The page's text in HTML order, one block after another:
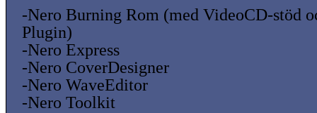
-Nero Burning Rom (med VideoCD-stöd
Plugin)
-Nero Express
-Nero CoverDesigner
-Nero WaveEditor
-Nero Toolkit